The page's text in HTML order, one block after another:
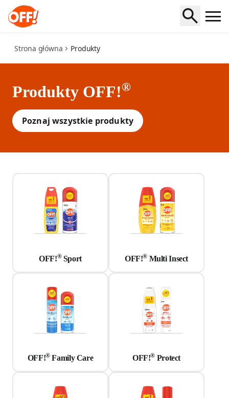
product
Strona główna Produkty
Produkty OFF!®
Poznaj wszystkie produkty
OFF!®Sport OFF!® Multi Insect
OFF!®Family Care OFF!® Protect